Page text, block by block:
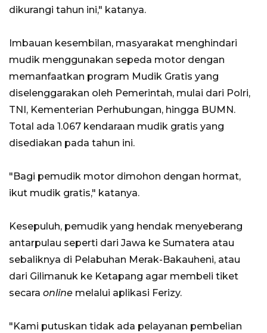
dikurangi tahun ini," katanya.
Imbauan kesembilan, masyarakat menghindari
mudik menggunakan sepeda motor dengan
memanfaatkan program Mudik Gratis yang
diselenggarakan oleh Pemerintah, mulai dari Polri,
TNI, Kementerian Perhubungan, hingga BUMN.
Total ada 1.067 kendaraan mudik gratis yang
disediakan pada tahun ini.
"Bagi pemudik motor dimohon dengan hormat,
ikut mudik gratis," katanya.
Kesepuluh, pemudik yang hendak menyeberang
antarpulau seperti dari Jawa ke Sumatera atau
sebaliknya di Pelabuhan Merak-Bakauheni, atau
dari Gilimanuk ke Ketapang agar membeli tiket
secara online melalui aplikasi Ferizy.
"Kami putuskan tidak ada pelayanan pembelian